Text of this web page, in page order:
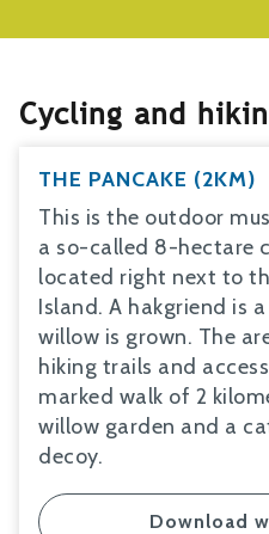
Cycling and
THE PANCAKE (2KM)
This is the outdoor
a so-called 8-hectare
located right next to
Island. A hakgriend is
willow is grown. The
hiking trails and
marked walk of 2
willow garden and a
decoy.
Download